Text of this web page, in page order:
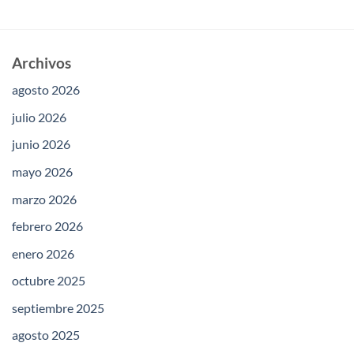
Archivos
agosto 2026
julio 2026
junio 2026
mayo 2026
marzo 2026
febrero 2026
enero 2026
octubre 2025
septiembre 2025
agosto 2025